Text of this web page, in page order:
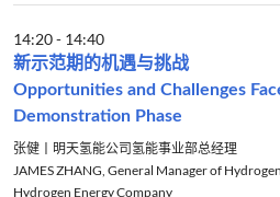
14:20- 14:40
新示范期的机遇与挑战
Opportunities and Challenges
Demonstration Phase
张健丨明天氢能公司氢能事业部总经理
JAMES ZHANG, General Manager of
Hydrogen Energy Company